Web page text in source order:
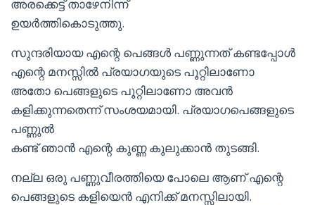
അരക്കെട്ട് താഴേനിന്ന്
ഉയർത്തികൊടുത്തു.
സുന്ദരിയായ എന്റെ പെങ്ങൾ പണ്ണുന്നത് കണ്ടപ്പോൾ
എന്റെ മനസ്സിൽ പ്രയാഗയുടെ പൂറ്റിലാണോ
അതോ പെങ്ങളുടെ പൂറ്റിലാണോ അവൻ
കളിക്കുന്നതെന്ന് സംശയമായി. പ്രയാഗപെങ്ങളുടെ
പണ്ണുൽ
കണ്ട് ഞാൻ എന്റെ കുണ്ണ കുലുക്കാൻ തുടങ്ങി.
നല്ല ഒരു പണ്ണുവീരത്തിയെ പോലെ ആണ് എന്റെ
പെങ്ങളുടെ കളിയെൻ എനിക്ക് മനസ്സിലായി.